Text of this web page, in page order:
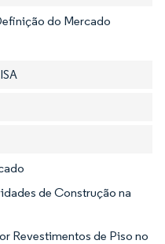
do Mercado
de Construção na
Revestimentos de Piso no